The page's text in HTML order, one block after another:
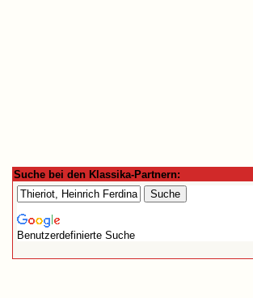
Suche bei den Klassika-Partnern:
Benutzerdefinierte Suche